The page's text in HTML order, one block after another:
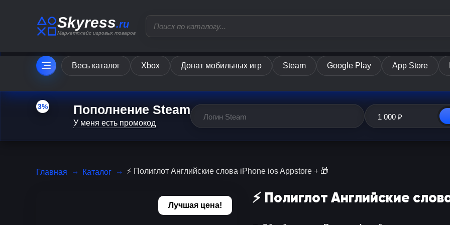
Skyress.ru
Маркетплейс игровых товаров
Весь каталог Xbox Донат мобильных игр Steam Google Play App Store
3% Пополнение Steam
У меня есть промокод
Главная Каталог ⚡️ Полиглот Английские слова iPhone ios Appstore + 🎁
Лучшая цена! ⚡️ Полиглот Английские